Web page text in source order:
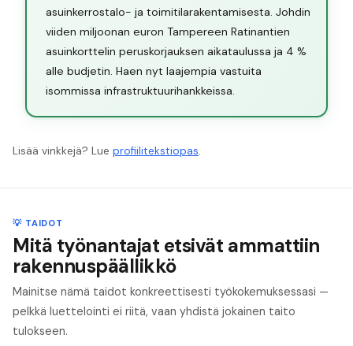
asuinkerrostalo- ja toimitilarakentamisesta. Johdin
viiden miljoonan euron Tampereen Ratinantien
asuinkorttelin peruskorjauksen aikataulussa ja 4 %
alle budjetin. Haen nyt laajempia vastuita
isommissa infrastruktuurihankkeissa.
Lisää vinkkejä? Lue profiilitekstiopas.
💡 TAIDOT
Mitä työnantajat etsivät ammattiin
rakennuspäällikkö
Mainitse nämä taidot konkreettisesti työkokemuksessasi —
pelkkä luettelointi ei riitä, vaan yhdistä jokainen taito
tulokseen.